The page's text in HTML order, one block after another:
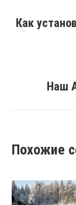
Как
Наш
Похожие